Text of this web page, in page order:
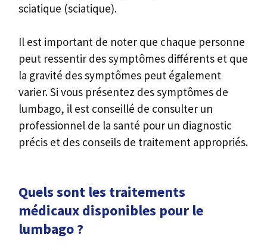
sciatique (sciatique).
Il est important de noter que chaque personne
peut ressentir des symptômes différents et que
la gravité des symptômes peut également
varier. Si vous présentez des symptômes de
lumbago, il est conseillé de consulter un
professionnel de la santé pour un diagnostic
précis et des conseils de traitement appropriés.
Quels sont les traitements
médicaux disponibles pour le
lumbago ?